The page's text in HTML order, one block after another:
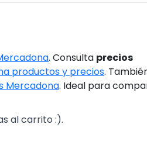
. Consulta precios
productos y precios.
Mercadona. Ideal para
al carrito :).